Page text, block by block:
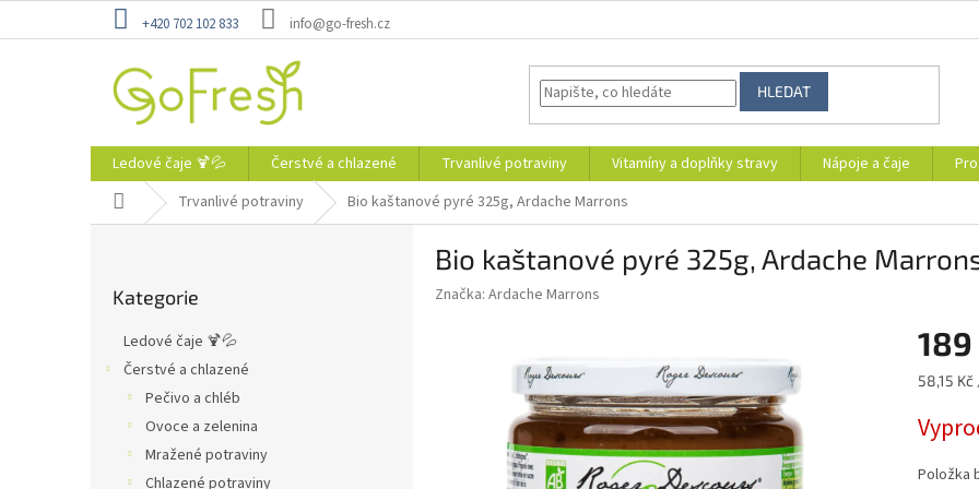
+420 702 102 833 info@go-fresh.cz
HLEDAT
Ledové čaje 🍹💦 Čerstvé a chlazené Trvanlivé potraviny Vitamíny a doplňky stravy Nápoje a čaje
Domů Trvanlivé potraviny Bio kaštanové pyré 325g, Ardache Marrons
kategorie
Kategorie
Ledové čaje 🍹💦
Čerstvé a chlazené
Pečivo a chléb
Ovoce a zelenina
Mražené potraviny
Chlazené potraviny
Bio kaštanové pyré 325g, Ardache
Značka: Ardache Marrons
189
Měrná
58,15 Kč
Položka